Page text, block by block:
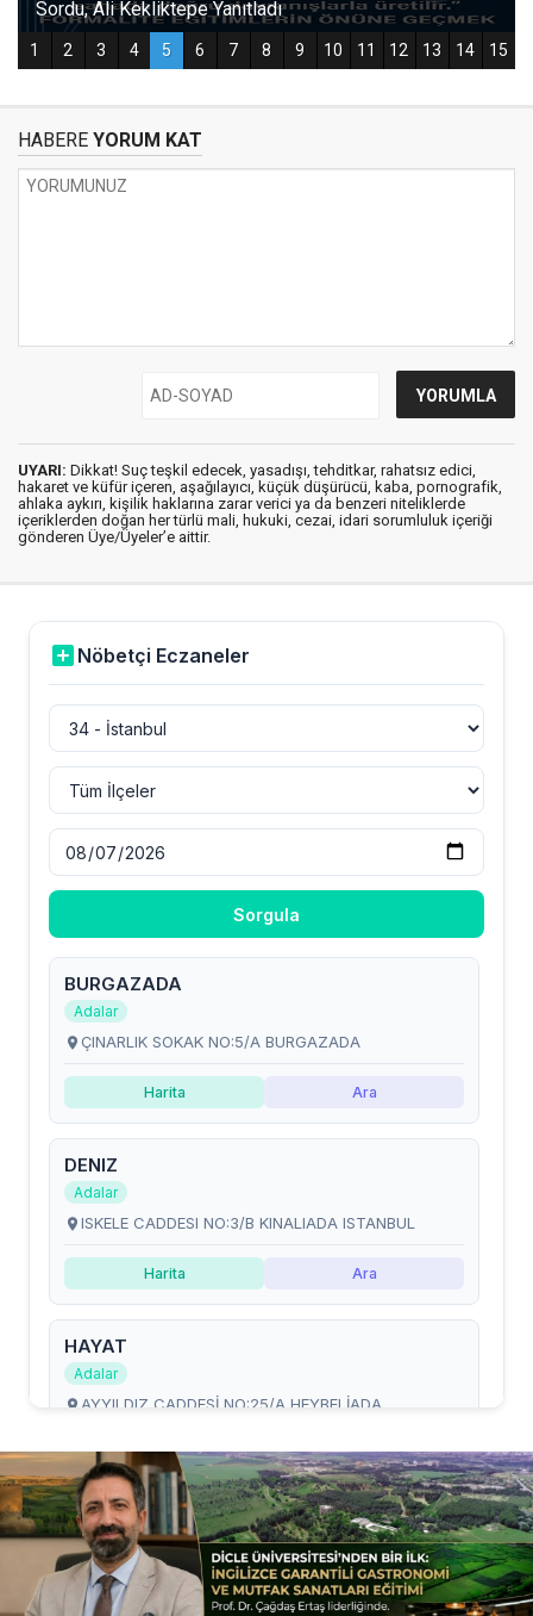
HABERE YORUM KAT
UYARI: Dikkat! Suç teşkil edecek, yasadışı, tehditkar, rahatsız edici,
hakaret ve küfür içeren, aşağılayıcı, küçük düşürücü, kaba, pornografik,
ahlaka aykırı, kişilik haklarına zarar verici ya da benzeri niteliklerde
içeriklerden doğan her türlü mali, hukuki, cezai, idari sorumluluk içeriği
gönderen Üye/Üyeler’e aittir.